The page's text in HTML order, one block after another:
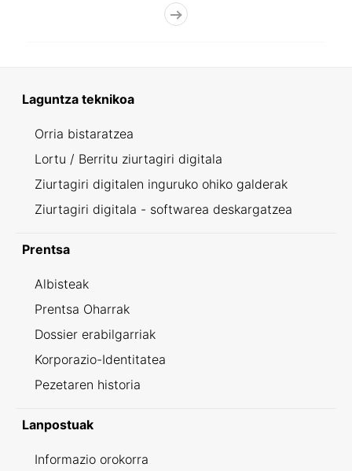
Laguntza teknikoa
Orria bistaratzea
Lortu / Berritu ziurtagiri digitala
Ziurtagiri digitalen inguruko ohiko galderak
Ziurtagiri digitala - softwarea deskargatzea
Prentsa
Albisteak
Prentsa Oharrak
Dossier erabilgarriak
Korporazio-Identitatea
Pezetaren historia
Lanpostuak
Informazio orokorra